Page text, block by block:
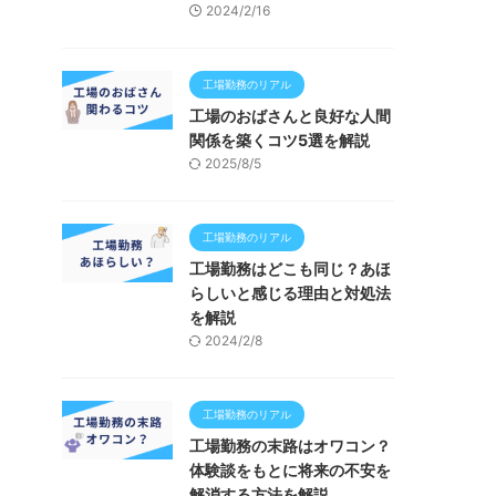
2024/2/16
工場勤務のリアル
工場のおばさんと良好な人間
関係を築くコツ5選を解説
2025/8/5
工場勤務のリアル
工場勤務はどこも同じ？あほ
らしいと感じる理由と対処法
を解説
2024/2/8
工場勤務のリアル
工場勤務の末路はオワコン？
体験談をもとに将来の不安を